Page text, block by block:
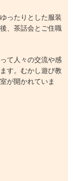
ったりとした服装
、茶話会とご住職
て人々の交流や感
す。むかし遊び教
が開かれていま